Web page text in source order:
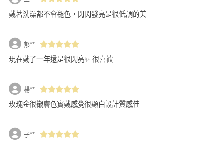
戴著洗澡都不會褪色，閃閃發亮是很低調的美
郁**
現在戴了一年還是很閃亮✨ 很喜歡
楊**
玫瑰金很襯膚色實戴感覺很顯白設計質感佳
子**